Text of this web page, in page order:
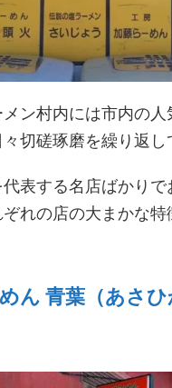
ン村内には市内の
切磋琢磨を繰り返し
表する名店ばかりで
れの店の大まかな特
ん 青葉（あさひ